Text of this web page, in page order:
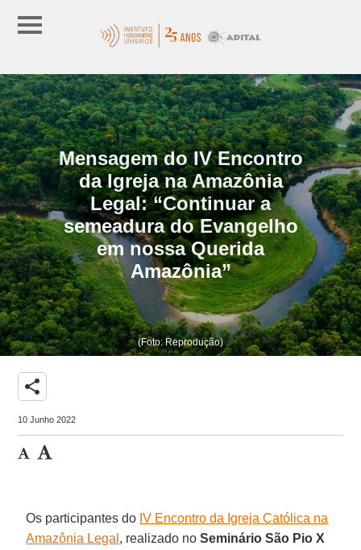
Mensagem do IV Encontro
da Igreja na Amazônia
Legal: “Continuar a
semeadura do Evangelho
em nossa Querida
Amazônia”
(Foto: Reprodução)
share
10 Junho 2022
Os participantes do IV Encontro da Igreja Católica na
Amazônia Legal , realizado noSeminário São Pio X